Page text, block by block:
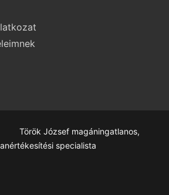
József magáningatlanos,
specialista